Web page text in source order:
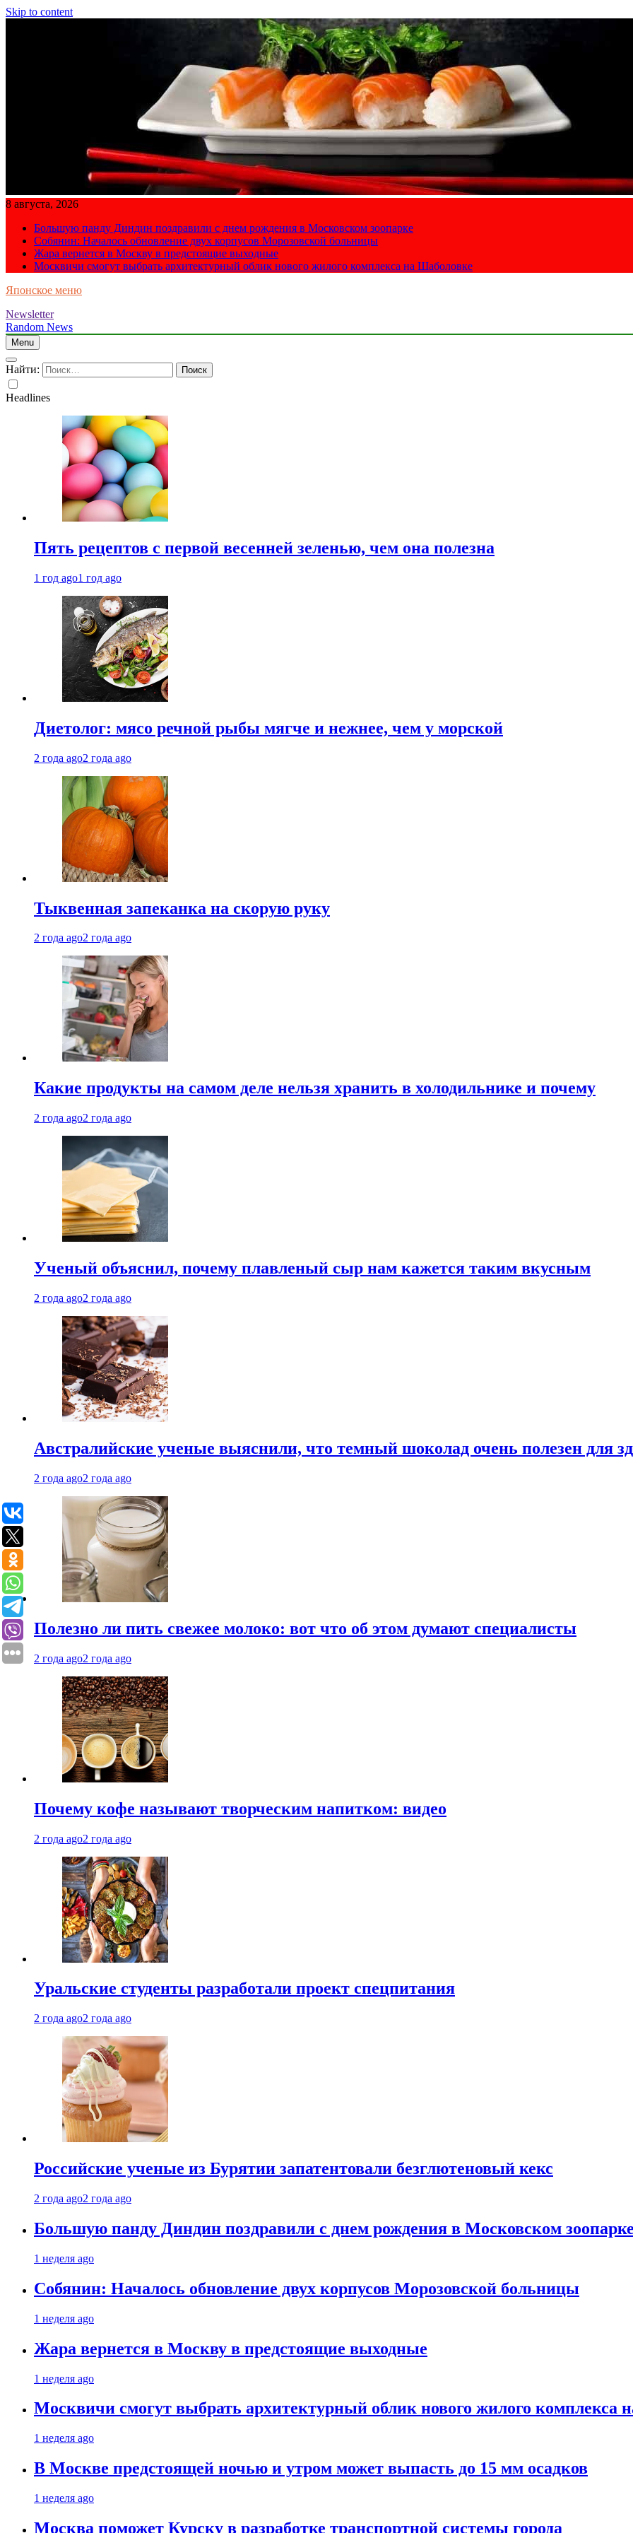
Skip to content
8 августа, 2026
Большую панду Диндин поздравили с днем рождения в Московском зоопарке
Собянин: Началось обновление двух корпусов Морозовской больницы
Жара вернется в Москву в предстоящие выходные
Москвичи смогут выбрать архитектурный облик нового жилого комплекса на Шаболовке
Японское меню
Newsletter
Random News
Menu
Найти:
Headlines
Пять рецептов с первой весенней зеленью, чем она полезна
1 год ago1 год ago
Диетолог: мясо речной рыбы мягче и нежнее, чем у морской
2 года ago2 года ago
Тыквенная запеканка на скорую руку
2 года ago2 года ago
Какие продукты на самом деле нельзя хранить в холодильнике и почему
2 года ago2 года ago
Ученый объяснил, почему плавленый сыр нам кажется таким вкусным
2 года ago2 года ago
Австралийские ученые выяснили, что темный шоколад очень полезен для
2 года ago2 года ago
Полезно ли пить свежее молоко: вот что об этом думают специалисты
2 года ago2 года ago
Почему кофе называют творческим напитком: видео
2 года ago2 года ago
Уральские студенты разработали проект спецпитания
2 года ago2 года ago
Российские ученые из Бурятии запатентовали безглютеновый кекс
2 года ago2 года ago
Большую панду Диндин поздравили с днем рождения в Московском зоопарке
1 неделя ago
Собянин: Началось обновление двух корпусов Морозовской больницы
1 неделя ago
Жара вернется в Москву в предстоящие выходные
1 неделя ago
Москвичи смогут выбрать архитектурный облик нового жилого комплекса
1 неделя ago
В Москве предстоящей ночью и утром может выпасть до 15 мм осадков
1 неделя ago
Москва поможет Курску в разработке транспортной системы города